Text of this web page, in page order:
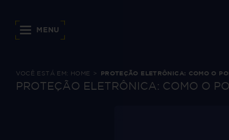
MENU
VOCÊ ESTÁ EM: HOME PROTEÇÃO ELETRÔNICA: COMO O
PROTEÇÃO ELETRÔNICA: COMO O